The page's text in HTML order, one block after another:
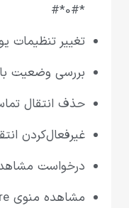
*#0*#
تغییر تنظیمات یو
بررسی وضعیت
حذف انتقال
غیرفعال‌کردن
درخواست مشاهده
مشاهده منوی firmware دوربین: *#2663#